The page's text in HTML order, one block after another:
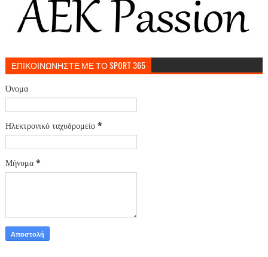
ΕΠΙΚΟΙΝΩΝΗΣΤΕ ΜΕ ΤΟ SPORT 365
Όνομα
Ηλεκτρονικό ταχυδρομείο *
Μήνυμα *